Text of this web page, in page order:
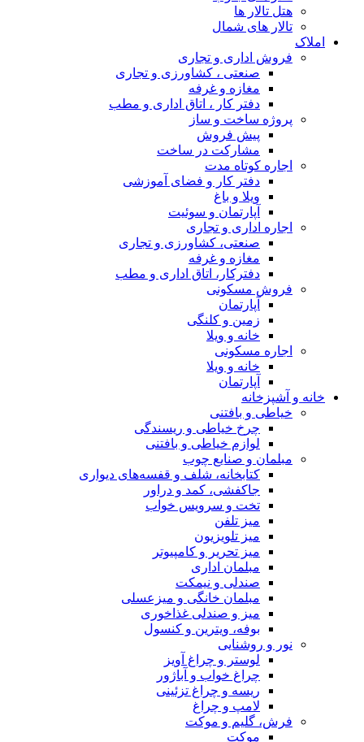
هتل تالار ها
تالار های شمال
املاک
فروش اداری و تجاری
صنعتی ، کشاورزی و تجاری
مغازه و غرفه
دفتر کار ، اتاق اداری و مطب
پروژه ساخت و ساز
پیش فروش
مشارکت در ساخت
اجاره کوتاه مدت
دفتر کار و فضای آموزشی
ویلا و باغ
آپارتمان و سوئیت
اجاره اداری و تجاری
صنعتی، کشاورزی و تجاری
مغازه و غرفه
دفترکار، اتاق اداری و مطب
فروش مسکونی
آپارتمان
زمین و کلنگی
خانه و ویلا
اجاره مسکونی
خانه و ویلا
آپارتمان
خانه و آشپزخانه
خیاطی و بافتنی
چرخ خیاطی و ریسندگی
لوازم خیاطی و بافتنی
مبلمان و صنایع چوب
کتابخانه، شلف و قفسه‌های دیواری
جاکفشی، کمد و دراور
تخت و سرویس خواب
میز تلفن
میز تلویزیون
میز تحریر و کامپیوتر
مبلمان اداری
صندلی و نیمکت
مبلمان خانگی و میزعسلی
میز و صندلی غذاخوری
بوفه، ویترین و کنسول
نور و روشنایی
لوستر و چراغ آویز
چراغ خواب و آباژور
ریسه و چراغ تزئینی
لامپ و چراغ
فرش، گلیم و موکت
موکت